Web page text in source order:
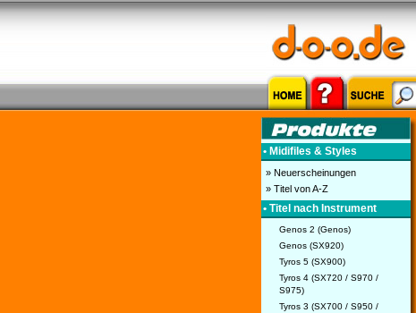
• Midifiles & Styles
» Neuerscheinungen
» Titel von A-Z
• Titel nach Instrument
Genos 2 (Genos)
Genos (SX920)
Tyros 5 (SX900)
Tyros 4 (SX720 / S970 /
S975)
Tyros 3 (SX700 / S950 /